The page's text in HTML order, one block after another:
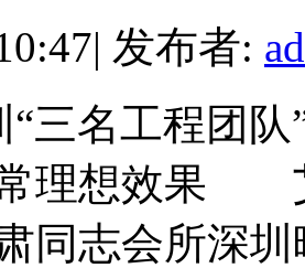
| 发布者:
“三名工程团
理想效果
志会所深圳